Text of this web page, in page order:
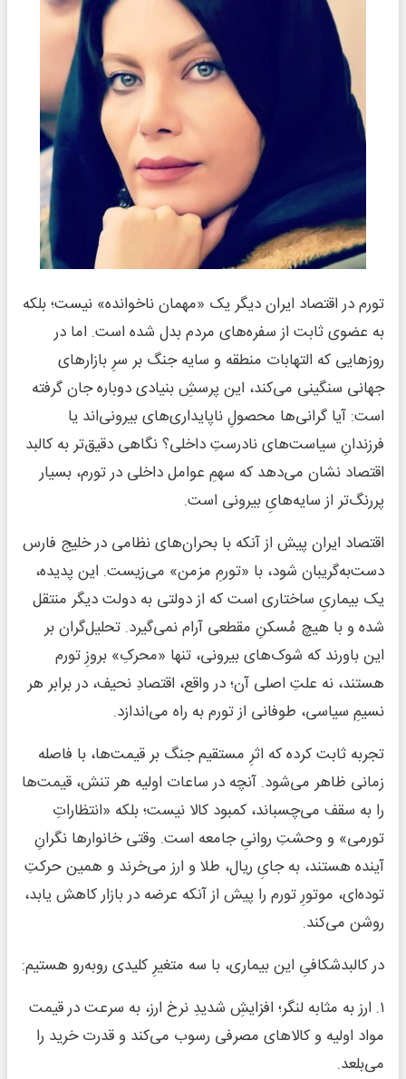
تورم در اقتصاد ایران دیگر یک «مهمان ناخوانده» نیست؛ بلکه
به عضوی ثابت از سفره‌های مردم بدل شده است. اما در
روزهایی که التهابات منطقه و سایه جنگ بر سرِ بازارهای
جهانی سنگینی می‌کند، این پرسشِ بنیادی دوباره جان گرفته
است: آیا گرانی‌ها محصولِ ناپایداری‌های بیرونی‌اند یا
فرزندانِ سیاست‌های نادرستِ داخلی؟ نگاهی دقیق‌تر به کالبد
اقتصاد نشان می‌دهد که سهمِ عوامل داخلی در تورم، بسیار
پررنگ‌تر از سایه‌هایِ بیرونی است.
اقتصاد ایران پیش از آنکه با بحران‌های نظامی در خلیج فارس
دست‌به‌گریبان شود، با «تورمِ مزمن» می‌زیست. این پدیده،
یک بیماریِ ساختاری است که از دولتی به دولت دیگر منتقل
شده و با هیچ مُسکنِ مقطعی آرام نمی‌گیرد. تحلیل‌گران بر
این باورند که شوک‌های بیرونی، تنها «محرکِ» بروزِ تورم
هستند، نه علتِ اصلی آن؛ در واقع، اقتصادِ نحیف، در برابر هر
نسیمِ سیاسی، طوفانی از تورم به راه می‌اندازد.
تجربه ثابت کرده که اثرِ مستقیم جنگ بر قیمت‌ها، با فاصله
زمانی ظاهر می‌شود. آنچه در ساعات اولیه هر تنش، قیمت‌ها
را به سقف می‌چسباند، کمبود کالا نیست؛ بلکه «انتظاراتِ
تورمی» و وحشتِ روانیِ جامعه است. وقتی خانوارها نگرانِ
آینده هستند، به جایِ ریال، طلا و ارز می‌خرند و همین حرکتِ
توده‌ای، موتورِ تورم را پیش از آنکه عرضه در بازار کاهش یابد،
روشن می‌کند.
در کالبدشکافیِ این بیماری، با سه متغیرِ کلیدی روبه‌رو هستیم:
۱. ارز به مثابه لنگر؛ افزایشِ شدیدِ نرخ ارز، به سرعت در قیمت
مواد اولیه و کالاهای مصرفی رسوب می‌کند و قدرت خرید را
می‌بلعد.